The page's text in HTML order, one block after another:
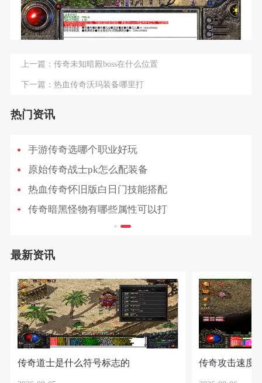
上一篇： 传奇未知暗殿boss在什么位置
下一篇： 热血传奇沃玛装备哪里打
热门资讯
手游传奇选哪个职业好玩
原始传奇战士pk怎么配装备
热血传奇怀旧版白日门技能搭配
传奇暗黑怪物有哪些属性可以打
最新资讯
传奇道士是什么符号标志的 传奇攻击速度